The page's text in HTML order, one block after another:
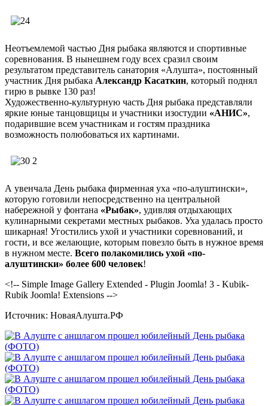
Неотъемлемой частью Дня рыбака являются и спортивные
соревнования. В нынешнем году всех сразил своим
результатом представитель санатория «Алушта», постоянный
участник Дня рыбака Александр Касаткин, который поднял
гирю в рывке 130 раз!
Художественно-культурную часть Дня рыбака представляли
яркие юные танцовщицы и участники изостудии «АНИС»,
подарившие всем участникам и гостям праздника
возможность полюбоваться их картинами.
А увенчала День рыбака фирменная уха «по-алуштински»,
которую готовили непосредственно на центральной
набережной у фонтана «Рыбак», удивляя отдыхающих
кулинарными секретами местных рыбаков. Уха удалась просто
шикарная! Угостились ухой и участники соревнований, и
гости, и все желающие, которым повезло быть в нужное время
в нужном месте. Всего полакомились ухой «по-
алуштински» более 600 человек!
<!-- Simple Image Gallery Extended - Plugin Joomla! 3 - Kubik-
Rubik Joomla! Extensions -->
Источник: НоваяАлушта.РФ